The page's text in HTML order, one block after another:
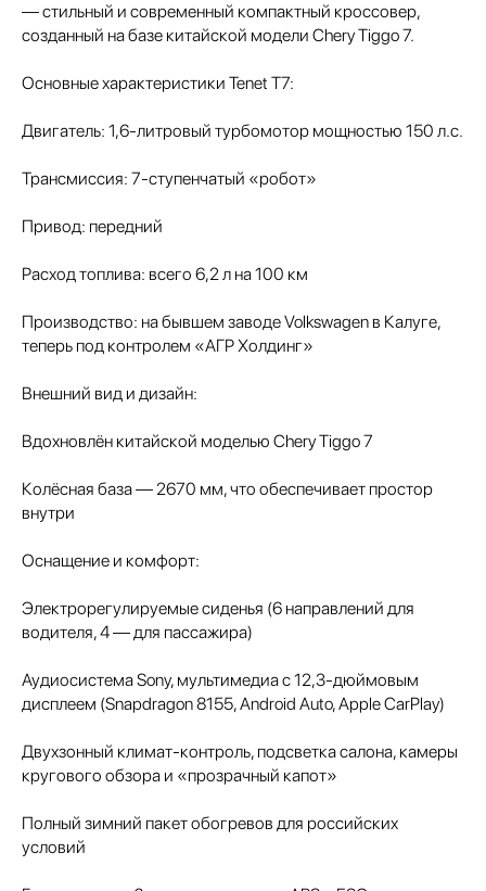
— стильный и современный компактный кроссовер,
созданный на базе китайской модели Chery Tiggo 7.
Основные характеристики Tenet T7:
Двигатель: 1,6-литровый турбомотор мощностью 150 л.с.
Трансмиссия: 7-ступенчатый «робот»
Привод: передний
Расход топлива: всего 6,2 л на 100 км
Производство: на бывшем заводе Volkswagen в Калуге,
теперь под контролем «АГР Холдинг»
Внешний вид и дизайн:
Вдохновлён китайской моделью Chery Tiggo 7
Колёсная база — 2670 мм, что обеспечивает простор
внутри
Оснащение и комфорт:
Электрорегулируемые сиденья (6 направлений для
водителя, 4 — для пассажира)
Аудиосистема Sony, мультимедиа с 12,3-дюймовым
дисплеем (Snapdragon 8155, Android Auto, Apple CarPlay)
Двухзонный климат-контроль, подсветка салона, камеры
кругового обзора и «прозрачный капот»
Полный зимний пакет обогревов для российских
условий